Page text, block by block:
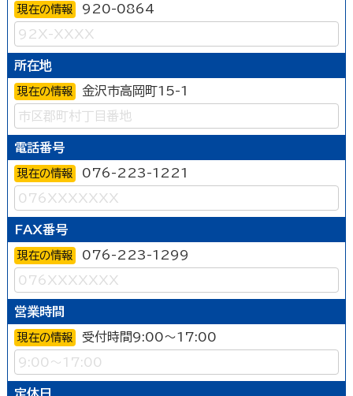
現在の情報 920-0864
所在地
現在の情報 金沢市高岡町15-1
電話番号
現在の情報 076-223-1221
FAX番号
現在の情報 076-223-1299
営業時間
現在の情報 受付時間9:00～17:00